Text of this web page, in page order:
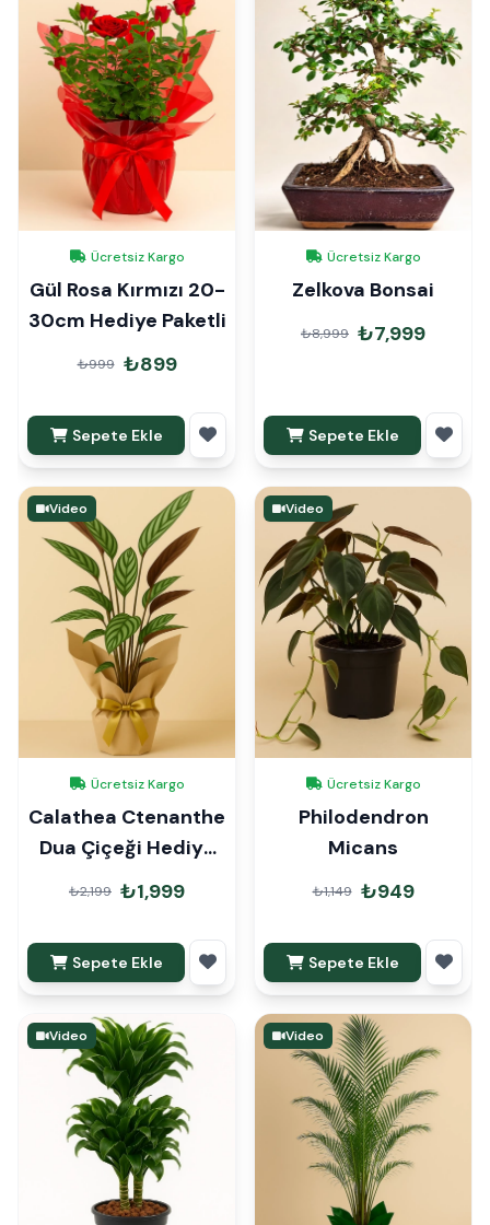
Ücretsiz Kargo
Gül Rosa Kırmızı 20-
30cm Hediye Paketli
₺999 ₺899
Sepete Ekle
Ücretsiz Kargo
Zelkova Bonsai
₺8,999 ₺7,999
Sepete Ekle
Video
Ücretsiz Kargo
Calathea Ctenanthe
Dua Çiçeği Hediye
Paketli
₺2,199 ₺1,999
Sepete Ekle
Video
Ücretsiz Kargo
Philodendron
Micans
₺1,149 ₺949
Sepete Ekle
Video Video